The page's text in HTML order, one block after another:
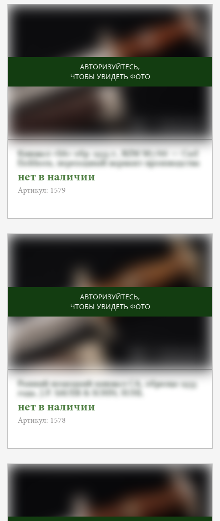
АВТОРИЗУЙТЕСЬ,
ЧТОБЫ УВИДЕТЬ ФОТО
Кинжал «SA» обр. 1933 г., RZM M7/66 — Carl
Eickhorn, переходный вариант производства
нет в наличии
Артикул: 1579
АВТОРИЗУЙТЕСЬ,
ЧТОБЫ УВИДЕТЬ ФОТО
Ранний немецкий кинжал СА, образца 1933
года, J.P. SAUER & SOHN, SUHL
нет в наличии
Артикул: 1578